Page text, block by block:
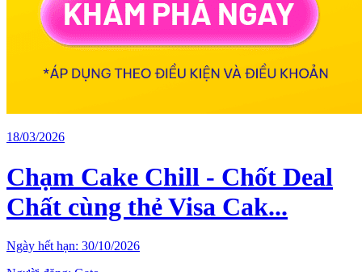
18/03/2026
Chạm Cake Chill - Chốt Deal
Chất cùng thẻ Visa Cak...
Ngày hết hạn: 30/10/2026